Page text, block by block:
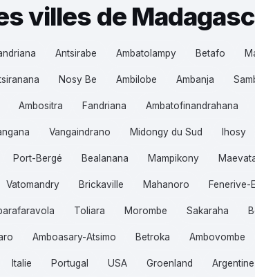
villes de
Antsirabe Ambatolampy Betafo
Nosy Be Ambilobe Ambanja
Ambositra Fandriana Ambatofinandrahana
Vangaindrano Midongy du Sud Ihosy
Port-Bergé Bealanana Mampikony
Vatomandry Brickaville Mahanoro Fenerive-
Toliara Morombe Sakaraha
Amboasary-Atsimo Betroka Ambovombe
Italie Portugal USA Groenland Argentine